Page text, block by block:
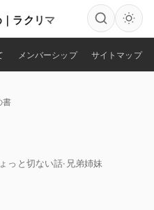
ラクリマ
検索
メンバーシップ サイトマップ
書
っと切ない話· 兄弟姉妹